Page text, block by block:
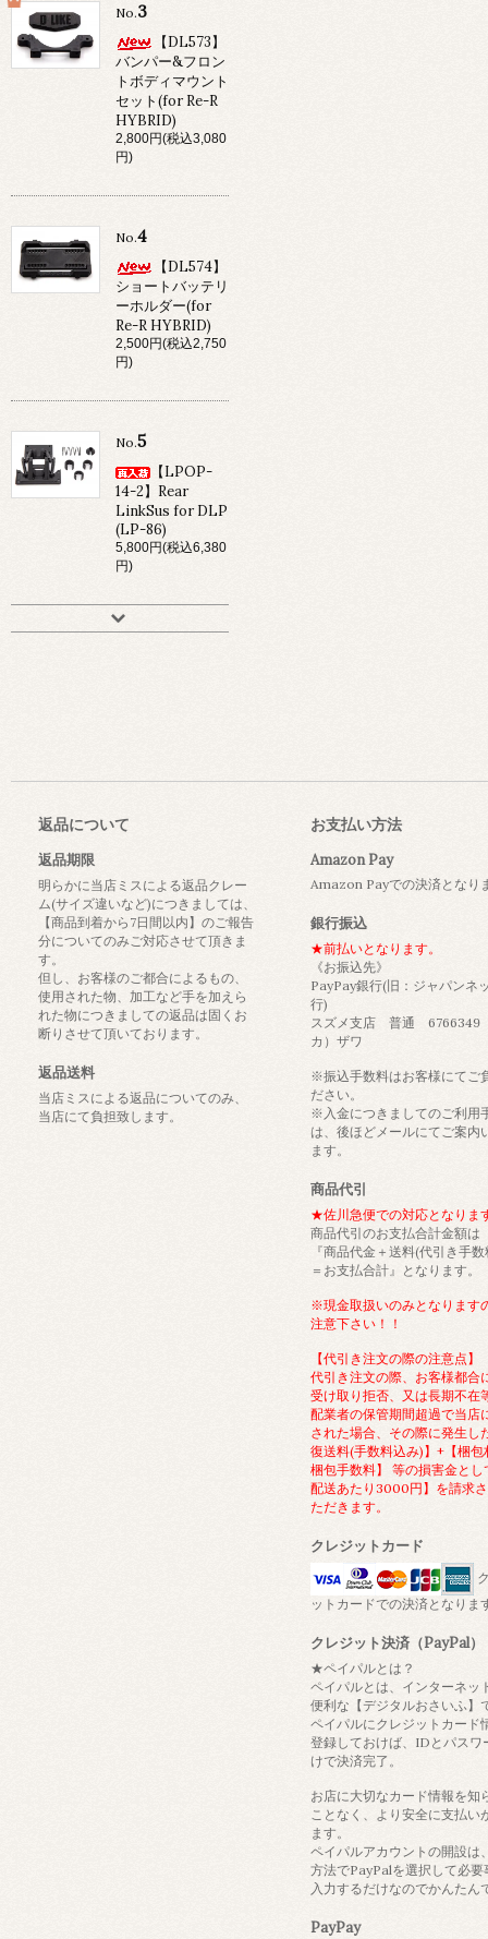
No.3
【DL573】
バンパー&フロン
トボディマウント
セット(for Re-R
HYBRID)
2,800円(税込3,080
円)
No.4
【DL574】
ショートバッテリ
ーホルダー(for
Re-R HYBRID)
2,500円(税込2,750
円)
No.5
【LPOP-
14-2】Rear
LinkSus for DLP
(LP-86)
5,800円(税込6,380
円)
返品について
返品期限
明らかに当店ミスによる返品クレー
ム(サイズ違いなど)につきましては、
【商品到着から7日間以内】のご報告
分についてのみご対応させて頂きま
す。
但し、お客様のご都合によるもの、
使用された物、加工など手を加えら
れた物につきましての返品は固くお
断りさせて頂いております。
返品送料
当店ミスによる返品についてのみ、
当店にて負担致します。
お支払い方法
Amazon Pay
Amazon Payでの決済となり
銀行振込
★前払いとなります。
《お振込先》
PayPay銀行(旧：ジャパンネ
行)
スズメ支店 普通 6766349
カ）ザワ
※振込手数料はお客様にてご
ださい。
※入金につきましてのご利用
は、後ほどメールにてご案内
ます。
商品代引
★佐川急便での対応となりま
商品代引のお支払合計金額は
『商品代金＋送料(代引き手
＝お支払合計』となります。
※現金取扱いのみとなります
注意下さい！！
【代引き注文の際の注意点】
代引き注文の際、お客様都合
受け取り拒否、又は長期不在
配業者の保管期間超過で当店
された場合、その際に発生し
復送料(手数料込み)】+【梱包
梱包手数料】 等の損害金とし
配送あたり3000円】を請求
ただきます。
クレジットカード
ットカードでの決済となりま
クレジット決済（PayPal）
★ペイパルとは？
ペイパルとは、インターネッ
便利な【デジタルおさいふ】
ペイパルにクレジットカード
登録しておけば、IDとパスワ
けで決済完了。
お店に大切なカード情報を知
ことなく、より安全に支払い
ます。
ペイパルアカウントの開設は
方法でPayPalを選択して必要
入力するだけなのでかんたん
PayPay